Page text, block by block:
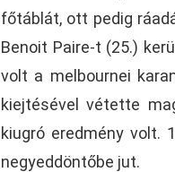
főtáblát, ott pedig
Benoit Paire-t (25.)
volt a melbournei
kiejtésével vétette
kiugró eredmény volt.
negyeddöntőbe jut.